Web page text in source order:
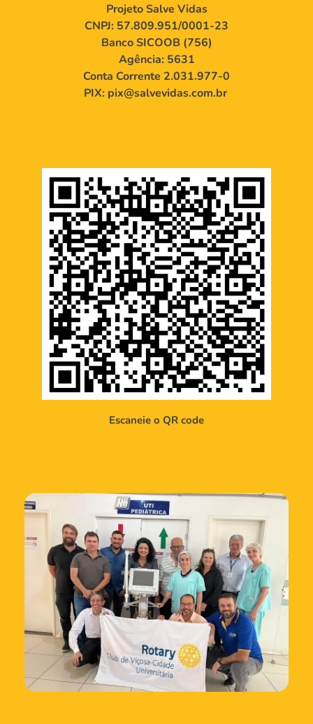
Projeto Salve Vidas
CNPJ: 57.809.951/0001-23
Banco SICOOB (756)
Agência: 5631
Conta Corrente 2.031.977-0
PIX: pix@salvevidas.com.br
Escaneie o QR code